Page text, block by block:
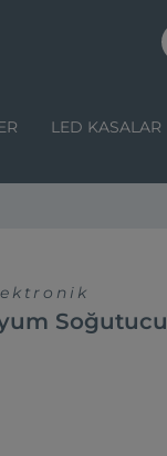
LED KASALAR
Soğutucu